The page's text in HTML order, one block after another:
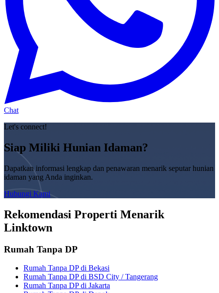
Chat
Let's connect!
Siap Miliki Hunian Idaman?
Dapatkan informasi lengkap dan penawaran menarik seputar hunian
idaman yang Anda inginkan.
Hubungi Kami
Rekomendasi Properti Menarik
Linktown
Rumah Tanpa DP
Rumah Tanpa DP di Bekasi
Rumah Tanpa DP di BSD City / Tangerang
Rumah Tanpa DP di Jakarta